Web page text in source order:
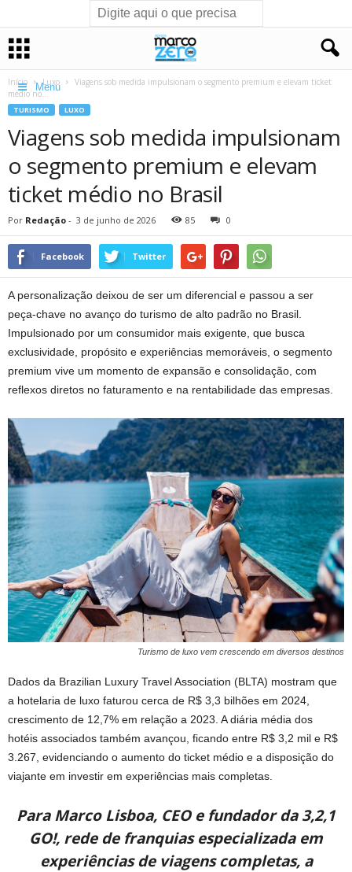
Menu
Início Luxo
Viagens sob medida impulsionam o segmento premium e elevam ticket
médio no...
TURISMO LUXO
Viagens sob medida impulsionam
o segmento premium e elevam
ticket médio no Brasil
Por Redação - 3 de junho de 2026 85 0
Facebook Twitter
A personalização deixou de ser um diferencial e passou a ser
peça-chave no avanço do turismo de alto padrão no Brasil.
Impulsionado por um consumidor mais exigente, que busca
exclusividade, propósito e experiências memoráveis, o segmento
premium vive um momento de expansão e consolidação, com
reflexos diretos no faturamento e na rentabilidade das empresas.
Turismo de luxo vem crescendo em diversos destinos
Dados da Brazilian Luxury Travel Association (BLTA) mostram que
a hotelaria de luxo faturou cerca de R$ 3,3 bilhões em 2024,
crescimento de 12,7% em relação a 2023. A diária média dos
hotéis associados também avançou, ficando entre R$ 3,2 mil e R$
3.267, evidenciando o aumento do ticket médio e a disposição do
viajante em investir em experiências mais completas.
Para Marco Lisboa, CEO e fundador da 3,2,1
GO!, rede de franquias especializada em
experiências de viagens completas, a